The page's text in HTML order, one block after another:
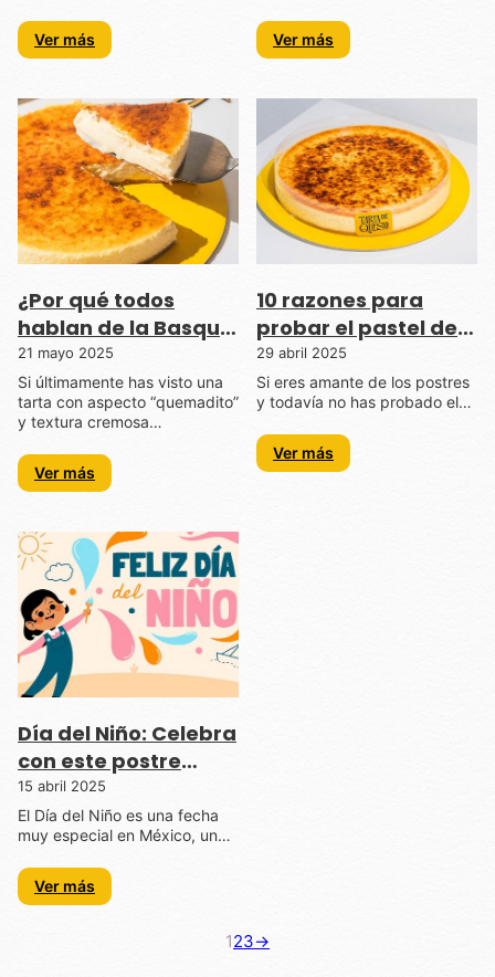
Ver más Ver más
¿Por qué todos
hablan de la Basque
Burnt Cheesecake?
21 mayo 2025
Si últimamente has visto una
tarta con aspecto “quemadito”
y textura cremosa…
Ver más
10 razones para
probar el pastel de
queso español
29 abril 2025
Si eres amante de los postres
y todavía no has probado el…
Ver más
Día del Niño: Celebra
con este postre
delicioso
15 abril 2025
El Día del Niño es una fecha
muy especial en México, un…
Ver más
123→